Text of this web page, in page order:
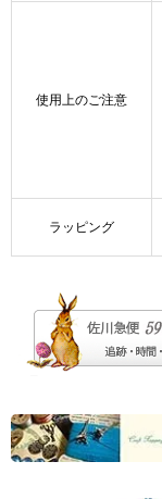
使用上のご注意
ラッピング